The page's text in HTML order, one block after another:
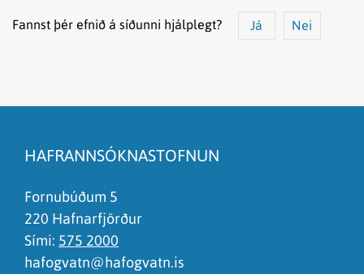
Fannst þér efnið á síðunni hjálplegt? Já Nei
Það er of mikið efni á síðunni
Ég skil ekki efnið, finnst það of flókið
HAFRANNSÓKNASTOFNUN
Fornubúðum 5
220 Hafnarfjörður
Sími: 575 2000
hafogvatn@hafogvatn.is